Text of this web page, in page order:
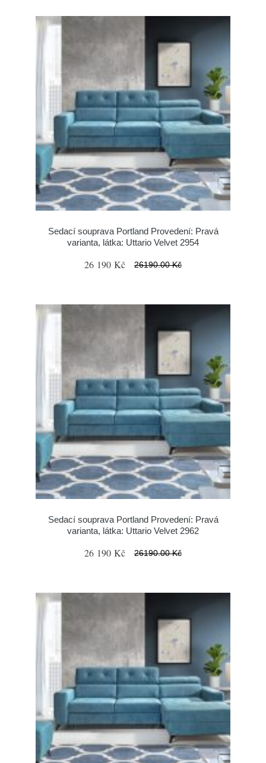
Sedací souprava Portland Provedení: Pravá
varianta, látka: Uttario Velvet 2954
26 190 Kč 26190.00 Kč
Sedací souprava Portland Provedení: Pravá
varianta, látka: Uttario Velvet 2962
26 190 Kč 26190.00 Kč